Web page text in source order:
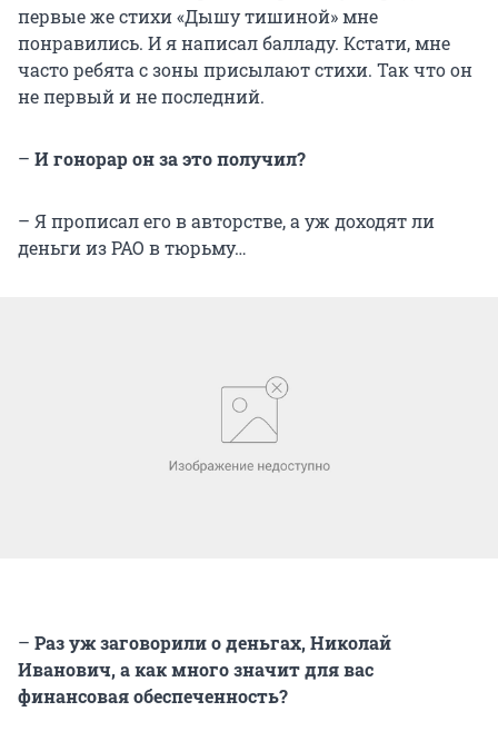
первые же стихи «Дышу тишиной» мне
понравились. И я написал балладу. Кстати, мне
часто ребята с зоны присылают стихи. Так что он
не первый и не последний.
– И гонорар он за это получил?
– Я прописал его в авторстве, а уж доходят ли
деньги из РАО в тюрьму…
– Раз уж заговорили о деньгах, Николай
Иванович, а как много значит для вас
финансовая обеспеченность?